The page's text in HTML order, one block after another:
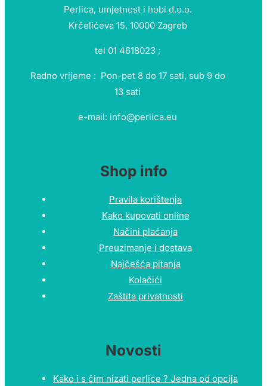
Perlica, umjetnost i hobi d.o.o.
Krčelićeva 15, 10000 Zagreb
tel 01 4618023 ;
Radno vrijeme : Pon-pet 8 do 17 sati, sub 9 do
13 sati
e-mail: info@perlica.eu
Shop info
Pravila korištenja
Kako kupovati online
Načini plaćanja
Preuzimanje i dostava
Najčešća pitanja
Kolačići
Zaštita privatnosti
Novosti
Kako i s čim nizati perlice ? Jedna od opcija